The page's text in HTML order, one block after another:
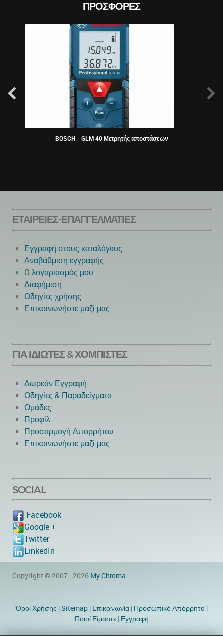
ΠΡΟΣΦΟΡΈΣ
BOSCH - GLM 40 Μετρητής αποστάσεων
Next
ΕΤΑΙΡΕΊΕΣ-ΕΠΑΓΓΕΛΜΑΤΊΕΣ
Εγγραφή στους καταλόγους
Αναβάθμιση εγγραφής
O λογαριασμός μου
Διαφήμιση
Οδηγίες χρήσης
Επικοινωνήστε μαζί μας
ΓΙΑ ΙΔΙΏΤΕΣ & ΧΟΜΠΊΣΤΕΣ
Δωρεάν Εγγραφή
Οδηγίες & Παραδείγματα
Ομάδες
Προφίλ
Προσαρμογή Απορρήτου
Επικοινωνήστε μαζί μας
SOCIAL
Facebook
Google +
Twitter
LinkedIn
Copyright © 2007 - 2026 My Chroma
Όροι Χρήσης |Sitemap| Eπικοινωνία| Προσωπικό Απόρρητο|
Ποιοί Είμαστε| Εγγραφή